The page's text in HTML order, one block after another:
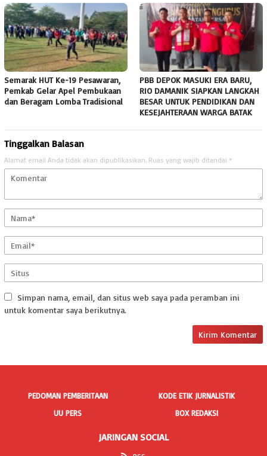
Semarak HUT Ke-19 Pesawaran,
Pemkab Gelar Apel Pembukaan
dan Beragam Lomba Tradisional
PBB DEPOK MASUKI ERA BARU,
RIO DAMANIK SIAPKAN LANGKAH
BESAR UNTUK PENDIDIKAN DAN
KESEJAHTERAAN WARGA BATAK
Tinggalkan Balasan
Alamat email Anda tidak akan dipublikasikan. Ruas yang wajib ditandai *
Simpan nama, email, dan situs web saya pada peramban ini
untuk komentar saya berikutnya.
PEDOMAN PEMBERITAAN
KODE ETIK JURNALISTIK
UU PERS
BOX REDAKSI
JARINGAN SOCIAL